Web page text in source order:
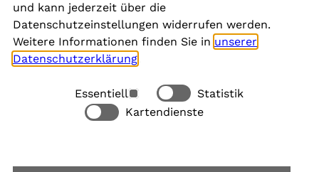
Social Media
Rechtliches
Allgemeine Datenschutzinformation
und kann jederzeit über die
Datenschutzeinstellungen widerrufen werden.
Weitere Informationen finden Sie in unserer
Datenschutzerklärung
Essentiell
Statistik
Kartendienste